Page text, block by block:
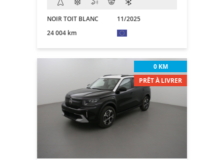
NOIR TOIT BLANC
11/2025
24 004 km
0 KM
PRÊT À LIVRER